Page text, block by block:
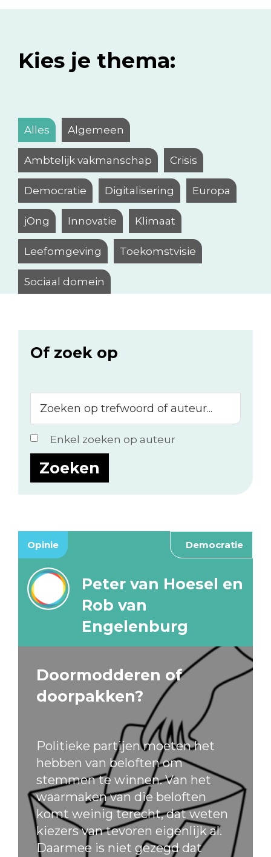
Kies je thema:
Alles Algemeen
Ambtelijk vakmanschap Crisis
Democratie Digitalisering Europa
jOng Innovatie Klimaat
Leefomgeving Toekomstvisie
Sociaal domein
Of zoek op
op
trefwoord
of
auteur...
Enkel zoeken op auteur
Opinie Democratie
Peter van Hoesel en
Rob van
Engelenburg
Doormodderen of
doorpakken?
Politieke partijen moeten het
hebben van beloften om
stemmen te winnen. Van het
waarmaken van die beloften
komt weinig terecht, dat weten
kiezers van tevoren eigenlijk al.
Daarmee is niet gezegd dat